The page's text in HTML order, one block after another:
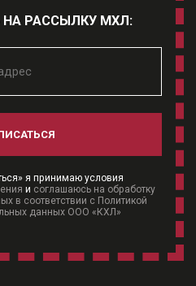
РАССЫЛКУ МХЛ:
я принимаю условия
и соглашаюсь на обработку
в соответствии с Политикой
данных ООО «КХЛ»